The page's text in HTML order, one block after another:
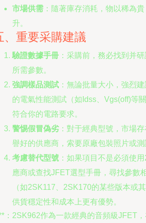
市場供需 ：隨著庫存消耗，物以稀為
升。
、重要采購建議
驗證數據手冊 ：采購前，務必找到并
所需參數。
強調樣品測試 ：無論批量大小，強烈
的電氣性能測試（如Idss、Vgs(off)等
符合你的電路要求。
警惕假冒偽劣：對于經典型號，市場
譽好的供應商，索要原廠包裝照片或測
考慮替代型號 ：如果項目不是必須使
應商或查找JFET選型手冊，尋找參數
（如2SK117、2SK170的某些版本或
供貨穩定性和成本上更有優勢。
：2SK962作為一款經典的音頻級JFET